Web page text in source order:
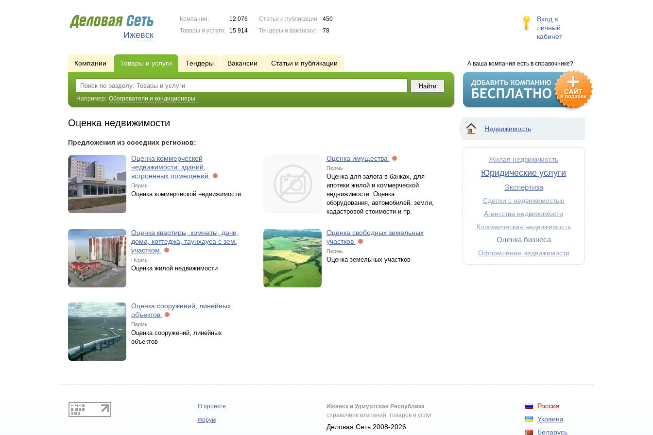
Ижевск
Компании:
12 076
Товары и услуги:
15 914
Статьи и публикации:
450
Тендеры и вакансии:
78
Вход в
личный
кабинет
А ваша компания есть в справочнике?
Компании Товары и услуги Тендеры Вакансии Статьи и публикации
Например: Обогреватели и кондиционеры
Оценка недвижимости
Предложения из соседних регионов:
Оценка коммерческой
недвижимости: зданий,
встроенных помещений
Пермь
Оценка коммерческой недвижимости
Оценка имущества
Пермь
Оценка для залога в банках, для
ипотеки жилой и коммерческой
недвижимости. Оценка
оборудования, автомобилей, земли,
кадастровой стоимости и пр.
Оценка квартиры, комнаты, дачи,
дома, коттеджа, таунхауса с зем.
участком
Пермь
Оценка жилой недвижимости
Оценка свободных земельных
участков
Пермь
Оценка земельных участков
Оценка сооружений, линейных
объектов
Пермь
Оценка сооружений, линейных
объектов
Недвижимость
Жилая недвижимость
Юридические услуги
Экспертиза
Сделки с недвижимостью
Агентства недвижимости
Коммерческая недвижимость
Оценка бизнеса
Оформление недвижимости
Россия
Украина
Беларусь
О проекте
Форум
Ижевск и Удмуртская Республика
справочник компаний, товаров и услуг
Деловая Сеть 2008-2026